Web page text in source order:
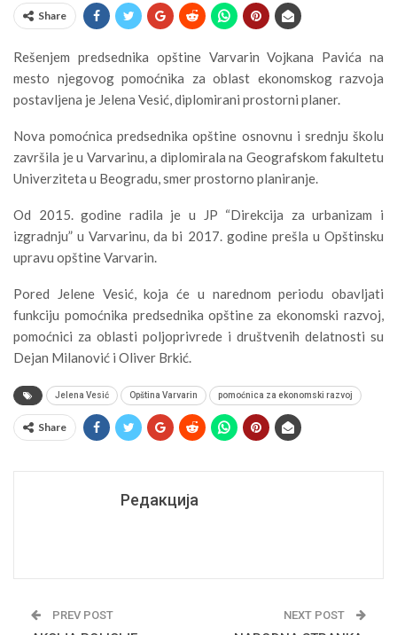
Share
Rešenjem predsednika opštine Varvarin Vojkana Pavića na
mesto njegovog pomoćnika za oblast ekonomskog razvoja
postavljena je Jelena Vesić, diplomirani prostorni planer.
Nova pomoćnica predsednika opštine osnovnu i srednju školu
završila je u Varvarinu, a diplomirala na Geografskom fakultetu
Univerziteta u Beogradu, smer prostorno planiranje.
Od 2015. godine radila je u JP “Direkcija za urbanizam i
izgradnju” u Varvarinu, da bi 2017. godine prešla u Opštinsku
upravu opštine Varvarin.
Pored Jelene Vesić, koja će u narednom periodu obavljati
funkciju pomoćnika predsednika opštine za ekonomski razvoj,
pomoćnici za oblasti poljoprivrede i društvenih delatnosti su
Dejan Milanović i Oliver Brkić.
Jelena Vesić Opština Varvarin pomoćnica za ekonomski razvoj
Share
Редакција
PREV POST NEXT POST